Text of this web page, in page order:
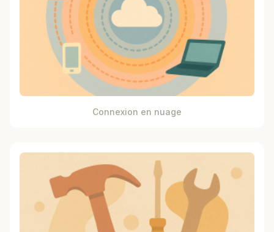
Connexion en nuage